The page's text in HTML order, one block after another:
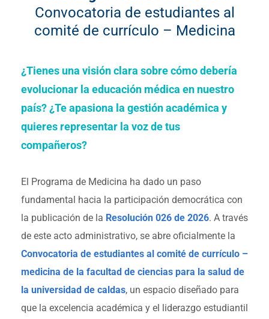
Convocatoria de estudiantes al
comité de currículo – Medicina
¿Tienes una visión clara sobre cómo debería
evolucionar la educación médica en nuestro
país? ¿Te apasiona la gestión académica y
quieres representar la voz de tus
compañeros?
El Programa de Medicina ha dado un paso
fundamental hacia la participación democrática con
la publicación de la Resolución 026 de 2026. A través
de este acto administrativo, se abre oficialmente la
Convocatoria de estudiantes al comité de currículo –
medicina de la facultad de ciencias para la salud de
la universidad de caldas, un espacio diseñado para
que la excelencia académica y el liderazgo estudiantil